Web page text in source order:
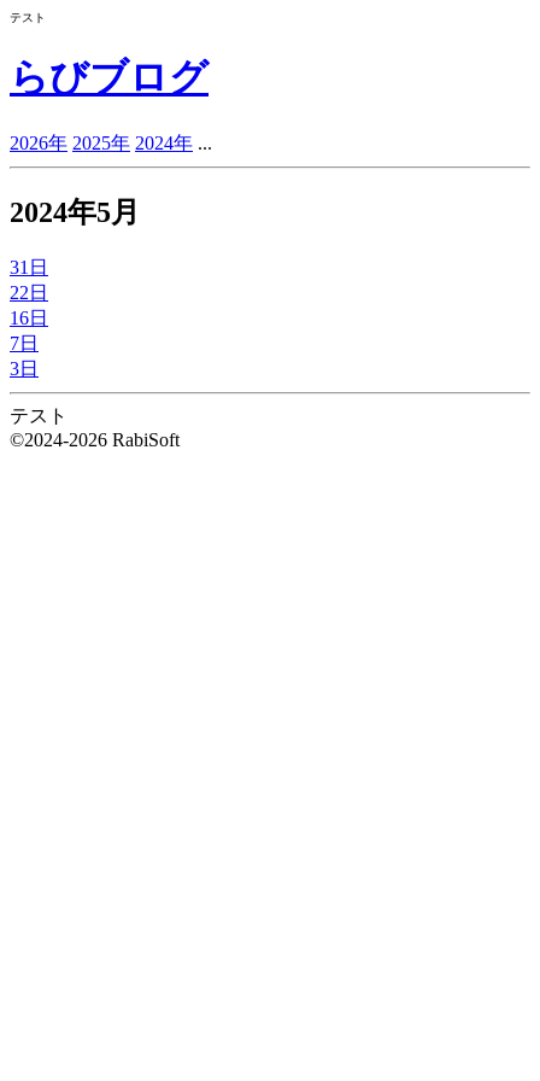
テスト
らびブログ
2026年 2025年 2024年 ...
2024年5月
31日
22日
16日
7日
3日
テスト
©2024-2026 RabiSoft